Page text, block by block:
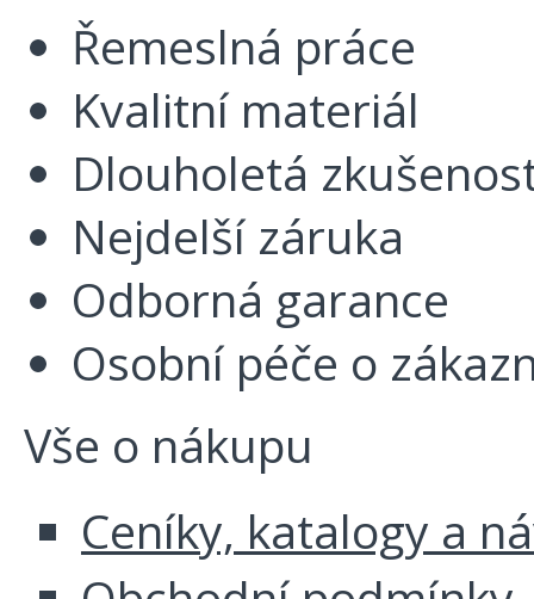
Řemeslná práce
Kvalitní materiál
Dlouholetá
Nejdelší záruka
Odborná garance
Osobní péče o
Vše o nákupu
Ceníky, katalogy a